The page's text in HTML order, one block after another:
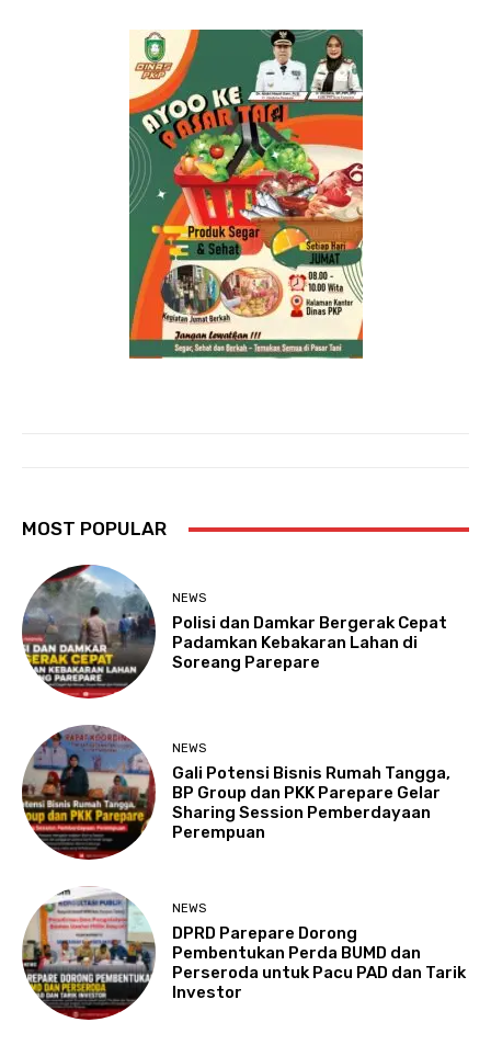
MOST POPULAR
NEWS
Polisi dan Damkar Bergerak Cepat
Padamkan Kebakaran Lahan di
Soreang Parepare
NEWS
Gali Potensi Bisnis Rumah Tangga,
BP Group dan PKK Parepare Gelar
Sharing Session Pemberdayaan
Perempuan
NEWS
DPRD Parepare Dorong
Pembentukan Perda BUMD dan
Perseroda untuk Pacu PAD dan Tarik
Investor